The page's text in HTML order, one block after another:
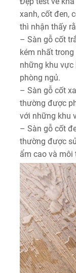
xanh, cốt đen,
thì nhận thấy
– Sàn gỗ cốt
kém nhất
những khu vực
phòng ngủ.
– Sàn gỗ cốt
thường được
với những khu
– Sàn gỗ cốt
thường được
ẩm cao và môi